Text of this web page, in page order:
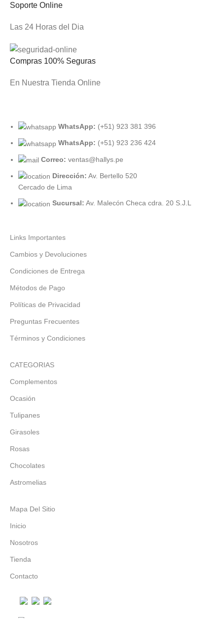
Soporte Online
Las 24 Horas del Dia
Compras 100% Seguras
En Nuestra Tienda Online
WhatsApp: (+51) 923 381 396
WhatsApp: (+51) 923 236 424
Correo: ventas@hallys.pe
Dirección: Av. Bertello 520
Cercado de Lima
Sucursal: Av. Malecón Checa cdra. 20 S.J.L
Links Importantes
Cambios y Devoluciones
Condiciones de Entrega
Métodos de Pago
Políticas de Privacidad
Preguntas Frecuentes
Términos y Condiciones
CATEGORIAS
Complementos
Ocasión
Tulipanes
Girasoles
Rosas
Chocolates
Astromelias
Mapa Del Sitio
Inicio
Nosotros
Tienda
Contacto